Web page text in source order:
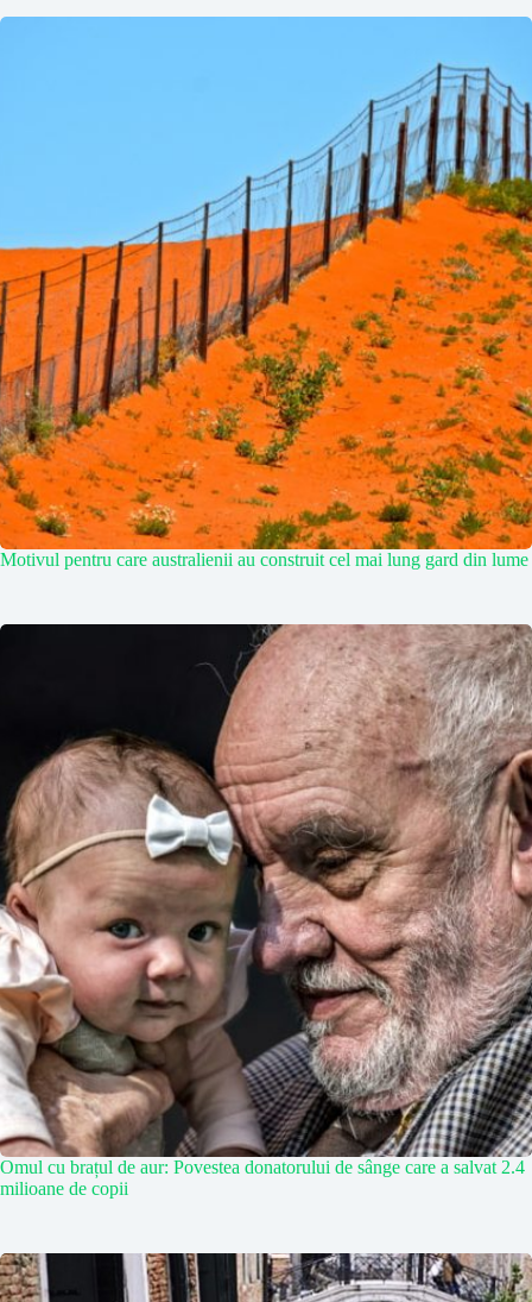
Motivul pentru care australienii au construit cel mai lung gard din lume
Omul cu brațul de aur: Povestea donatorului de sânge care a salvat 2.4
milioane de copii